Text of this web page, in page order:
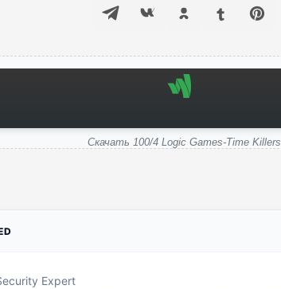
Скачать 100/4 Logic Games-Time Killers
Expert